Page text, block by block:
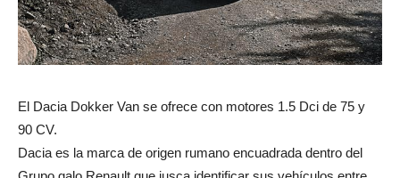
El Dacia Dokker Van se ofrece con motores 1.5 Dci de 75 y
90 CV.
Dacia es la marca de origen rumano encuadrada dentro del